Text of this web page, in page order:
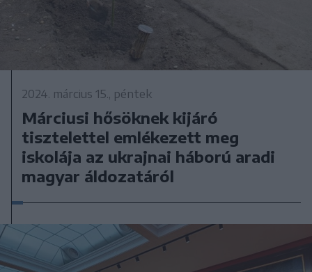
2024. március 15., péntek
Márciusi hősöknek kijáró
tisztelettel emlékezett meg
iskolája az ukrajnai háború aradi
magyar áldozatáról